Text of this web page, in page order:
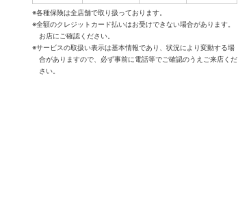
※各種保険は全店舗で取り扱っております。
※全額のクレジットカード払いはお受けできない場合があります。
お店にご確認ください。
※サービスの取扱い表示は基本情報であり、状況により変動する場
合がありますので、必ず事前に電話等でご確認のうえご来店くだ
さい。